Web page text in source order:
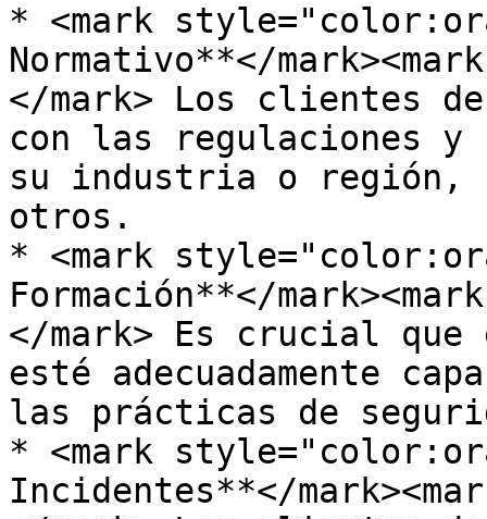
* <mark
Normativo**</
</mark> Los clientes
con las regulaciones y
su industria o región,
otros.
* <mark
Formación**</
</mark> Es crucial
esté adecuadamente
las prácticas de
* <mark
Incidentes**</